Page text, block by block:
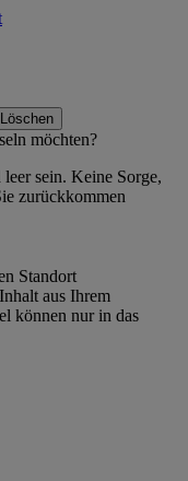
Löschen
möchten?
sein. Keine Sorge,
zurückkommen
Standort
aus Ihrem
können nur in das